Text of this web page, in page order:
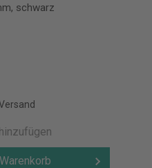
schwarz